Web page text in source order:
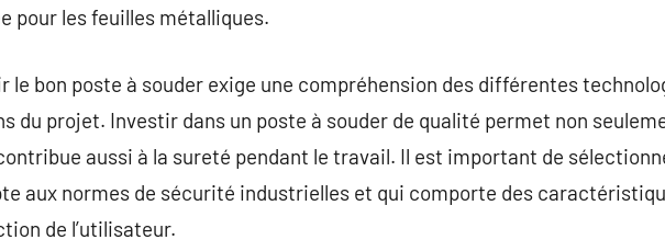
pour les feuilles métalliques.
le bon poste à souder exige une compréhension des différentes
du projet. Investir dans un poste à souder de qualité permet non
aussi à la sureté pendant le travail. Il est important de
aux normes de sécurité industrielles et qui comporte des
de l’utilisateur.